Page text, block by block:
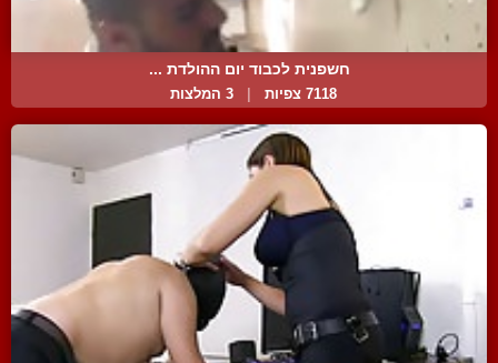
חשפנית לכבוד יום ההולדת ...
7118 צפיות 3 המלצות